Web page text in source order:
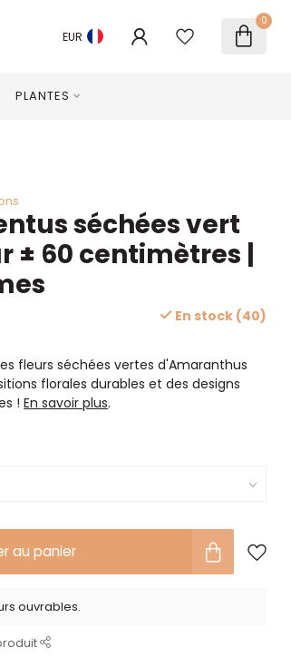
EUR
0
PLANTES
séchées vert
± 60 centimètres |
En stock (40)
fleurs séchées vertes d'Amaranthus
florales durables et des designs
!En savoir plus.
au panier
ouvrables.